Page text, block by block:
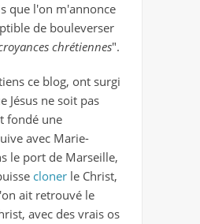
que l'on m'annonce
de bouleverser
chrétiennes".
ce blog, ont surgi
Jésus ne soit pas
fondé une
avec Marie-
le port de Marseille,
cloner le Christ,
ait retrouvé le
avec des vrais os